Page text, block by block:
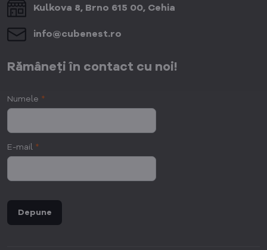
Kulkova 8, Brno 615 00, Cehia
info​@cubenest​.ro
Rămâneți în contact cu noi!
Numele *
E-mail *
Depune